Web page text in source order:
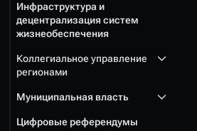
Инфраструктура и
децентрализация систем
жизнеобеспечения
Коллегиальное управление
регионами
Муниципальная власть
Цифровые референдумы